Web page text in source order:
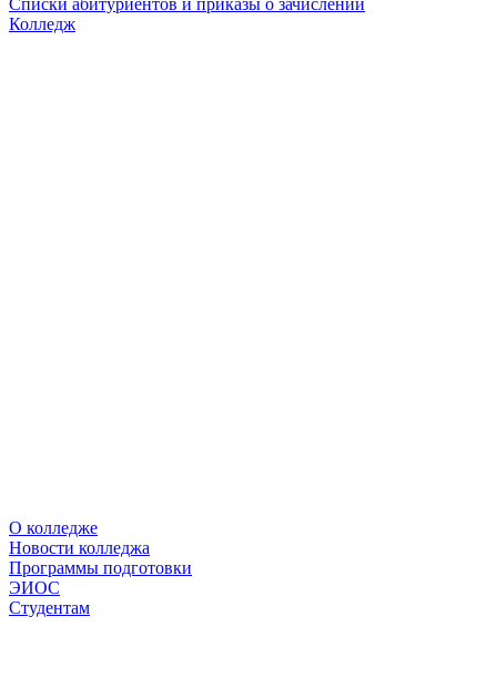
Списки абитуриентов и приказы о зачислении
Колледж
О колледже
Новости колледжа
Программы подготовки
ЭИОС
Студентам